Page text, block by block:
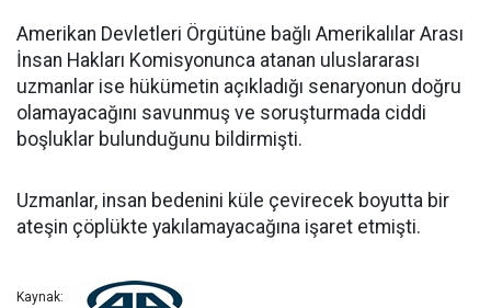
Amerikan Devletleri Örgütüne bağlı Amerikalılar Arası
İnsan Hakları Komisyonunca atanan uluslararası
uzmanlar ise hükümetin açıkladığı senaryonun doğru
olamayacağını savunmuş ve soruşturmada ciddi
boşluklar bulunduğunu bildirmişti.
Uzmanlar, insan bedenini küle çevirecek boyutta bir
ateşin çöplükte yakılamayacağına işaret etmişti.
Kaynak: